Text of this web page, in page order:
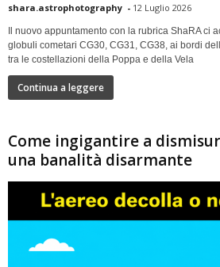
shara.astrophotography - 12 Luglio 2026
Il nuovo appuntamento con la rubrica ShaRA ci
globuli cometari CG30, CG31, CG38, ai bordi
tra le costellazioni della Poppa e della Vela
Continua a leggere
Come ingigantire a
una banalità disarmante